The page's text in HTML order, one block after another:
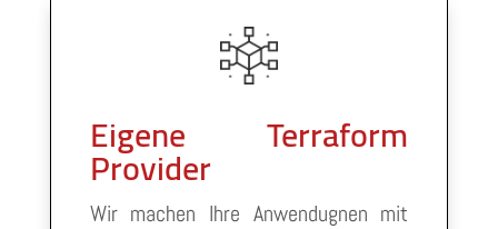
Eigene Terraform
Provider
Wir machen Ihre Anwendugnen mit